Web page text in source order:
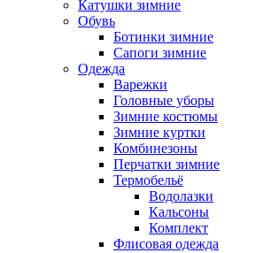
Катушки зимние
Обувь
Ботинки зимние
Сапоги зимние
Одежда
Варежки
Головные уборы
Зимние костюмы
Зимние куртки
Комбинезоны
Перчатки зимние
Термобельё
Водолазки
Кальсоны
Комплект
Флисовая одежда